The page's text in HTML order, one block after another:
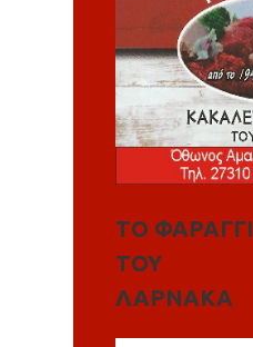
ΤΟ ΦΑΡΑΓΓΙ
ΤΟΥ
ΛΑΡΝΑΚΑ